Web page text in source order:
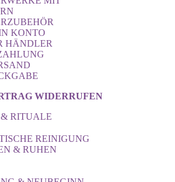
KONTO
HÄNDLER
WIDERRUFEN
RITUALE
REINIGUNG
& RUHEN